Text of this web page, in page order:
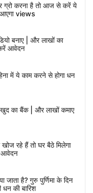
करना है तो आज से करें ये
आएगा views
बनाए | और लाखों का
आवेदन
में ये काम करने से होगा धन
का बैंक | और लाखों कमाए
रहे हैं तो घर बैठे मिलेगा
आवेदन
जाता है? गुरु पुर्णिमा के दिन
की बारिश